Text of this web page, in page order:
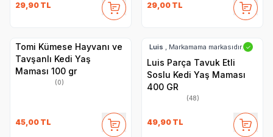
29,90 TL 29,00 TL
Tomi Kümese Hayvanı ve
Tavşanlı Kedi Yaş
Maması 100 gr
(0)
45,00 TL
Luis , Markamama markasıdır. ✓
Luis Parça Tavuk Etli
Soslu Kedi Yaş Maması
400 GR
(48)
49,90 TL